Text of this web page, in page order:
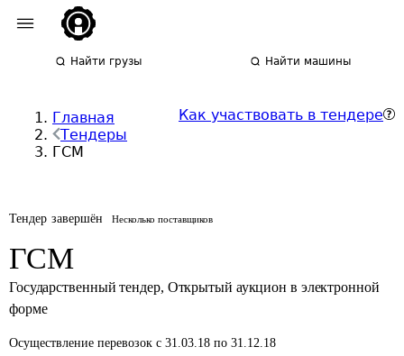
Найти грузы Найти машины
Главная
Тендеры
ГСМ
Как участвовать в тендере
Тендер завершён Несколько поставщиков
ГСМ
Государственный тендер, Открытый аукцион в электронной
форме
Осуществление перевозок с 31.03.18 по 31.12.18